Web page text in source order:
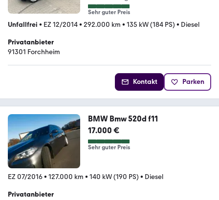
Sehr guter Preis
Unfallfrei • EZ 12/2014• 292.000 km • 135 kW (184 PS) • Diesel
Privatanbieter
91301 Forchheim
Kontakt Parken
BMW Bmw 520d f11
17.000 €
Sehr guter Preis
EZ 07/2016• 127.000 km • 140 kW (190 PS) • Diesel
Privatanbieter